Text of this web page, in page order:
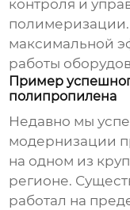
контроля и
полимеризации.
максимальной
работы
Пример
полипропилена
Недавно мы
модернизации
на одном из
регионе.
работал на